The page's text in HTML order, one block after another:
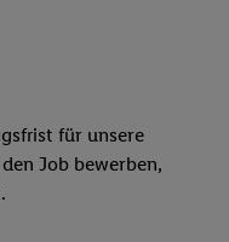
für unsere
Job bewerben,